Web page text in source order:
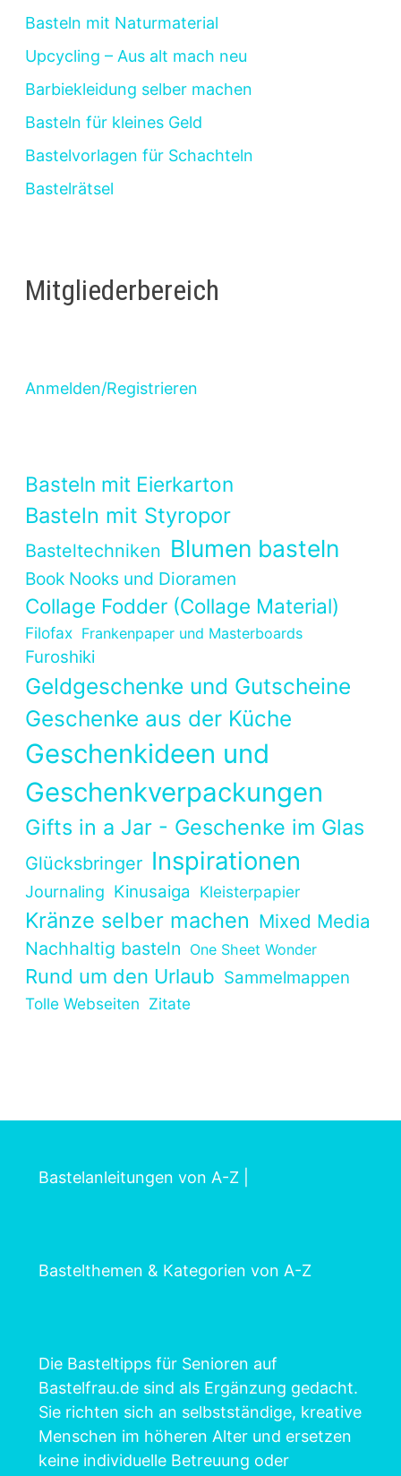
Basteln mit Naturmaterial
Upcycling – Aus alt mach neu
Barbiekleidung selber machen
Basteln für kleines Geld
Bastelvorlagen für Schachteln
Bastelrätsel
Mitgliederbereich
Anmelden/Registrieren
Basteln mit Eierkarton
Basteln mit Styropor
Basteltechniken Blumen basteln
Book Nooks und Dioramen
Collage Fodder (Collage Material)
Filofax Frankenpaper und Masterboards
Furoshiki
Geldgeschenke und Gutscheine
Geschenke aus der Küche
Geschenkideen und
Geschenkverpackungen
Gifts in a Jar - Geschenke im Glas
Glücksbringer Inspirationen
Journaling Kinusaiga Kleisterpapier
Kränze selber machen Mixed Media
Nachhaltig basteln One Sheet Wonder
Rund um den Urlaub Sammelmappen
Tolle Webseiten Zitate
Bastelanleitungen von A-Z
Bastelthemen & Kategorien von A-Z
Die Basteltipps für Senioren auf
Bastelfrau.de sind als Ergänzung gedacht.
Sie richten sich an selbstständige, kreative
Menschen im höheren Alter und ersetzen
keine individuelle Betreuung oder